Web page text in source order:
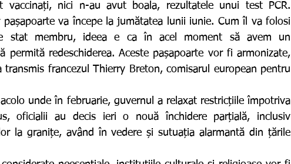
vaccinați, nici n-au avut boala, rezultatele unui test PCR.
pașapoarte va începe la jumătatea lunii iunie. Cum îl va folosi
stat membru, ideea e ca în acel moment să avem un
permită redeschiderea. Aceste pașapoarte vor fi armonizate,
transmis francezul Thierry Breton, comisarul european pentru
oficialii au decis ieri o nouă închidere parțială, inclusiv
la granițe, având în vedere și sutuația alarmantă din țările